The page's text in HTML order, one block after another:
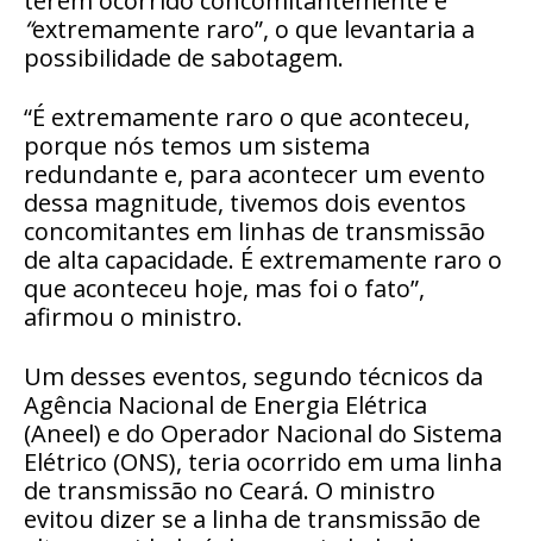
“extremamente raro”, o que levantaria a
possibilidade de sabotagem.
“É extremamente raro o que aconteceu,
porque nós temos um sistema
redundante e, para acontecer um evento
dessa magnitude, tivemos dois eventos
concomitantes em linhas de transmissão
de alta capacidade. É extremamente raro o
que aconteceu hoje, mas foi o fato”,
afirmou o ministro.
Um desses eventos, segundo técnicos da
Agência Nacional de Energia Elétrica
(Aneel) e do Operador Nacional do Sistema
Elétrico (ONS), teria ocorrido em uma linha
de transmissão no Ceará. O ministro
evitou dizer se a linha de transmissão de